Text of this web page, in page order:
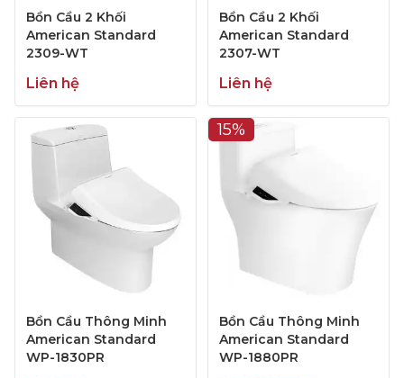
Bồn Cầu 2 Khối
American Standard
2309-WT
Liên hệ
Bồn Cầu 2 Khối
American Standard
2307-WT
Liên hệ
Bồn Cầu Thông Minh
American Standard
WP-1830PR
15%
Bồn Cầu Thông Minh
American Standard
WP-1880PR